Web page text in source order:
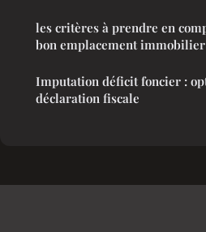
les critères à prendre en
bon emplacement immobilier
Imputation déficit foncier :
déclaration fiscale